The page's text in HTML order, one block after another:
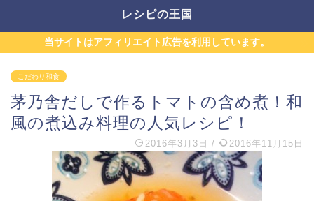
レシピの王国
当サイトはアフィリエイト広告を利用しています。
こだわり和食
茅乃舎だしで作るトマトの含め煮！和
風の煮込み料理の人気レシピ！
2016年3月3日 / 2016年11月15日